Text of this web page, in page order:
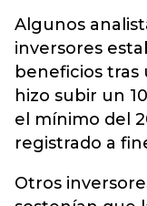
Algunos
inversores
beneficios
hizo subir un
el mínimo del
registrado a
Otros